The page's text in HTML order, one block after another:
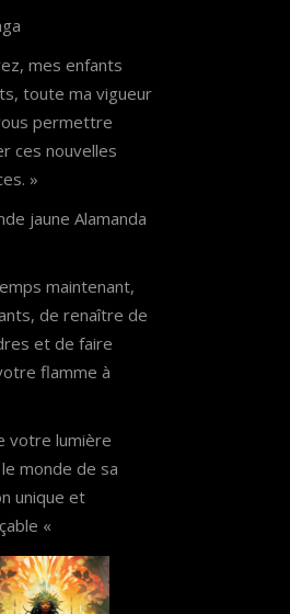
mes enfants
toute ma vigueur
permettre
ces nouvelles
»
jaune Alamanda
maintenant,
de renaître de
et de faire
flamme à
votre lumière
monde de sa
unique et
«